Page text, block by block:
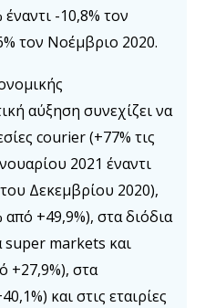
-10,8% τον
τον Νοέμβριο 2020.
αύξηση συνεχίζει να
courier (+77% τις
2021 έναντι
Δεκεμβρίου 2020),
+49,9%), στα διόδια
super markets και
+27,9%), στα
και στις εταιρίες